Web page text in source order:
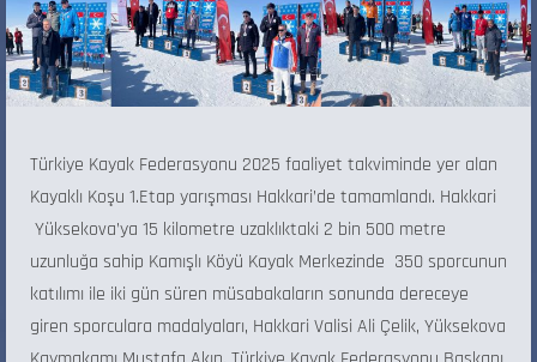
Türkiye Kayak Federasyonu 2025 faaliyet takviminde yer alan
Kayaklı Koşu 1.Etap yarışması Hakkari’de tamamlandı. Hakkari
Yüksekova’ya 15 kilometre uzaklıktaki 2 bin 500 metre
uzunluğa sahip Kamışlı Köyü Kayak Merkezinde 350 sporcunun
katılımı ile iki gün süren müsabakaların sonunda dereceye
giren sporculara madalyaları, Hakkari Valisi Ali Çelik, Yüksekova